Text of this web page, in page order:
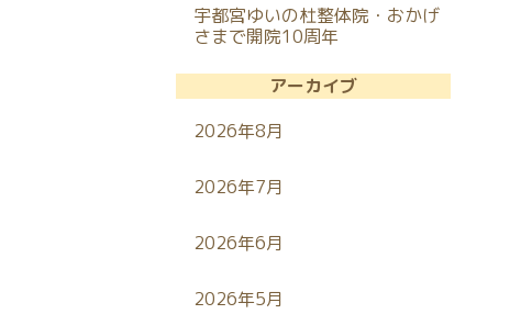
宇都宮ゆいの杜整体院・おかげ
さまで開院10周年
アーカイブ
2026年8月
2026年7月
2026年6月
2026年5月